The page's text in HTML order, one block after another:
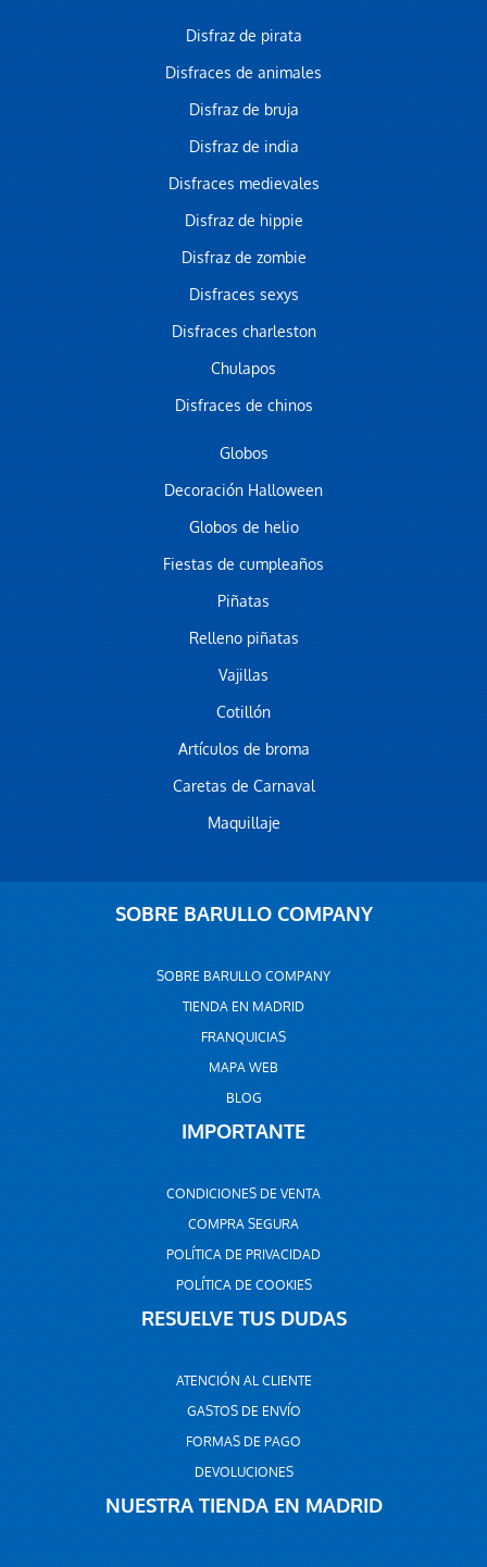
Disfraz de pirata
Disfraces de animales
Disfraz de bruja
Disfraz de india
Disfraces medievales
Disfraz de hippie
Disfraz de zombie
Disfraces sexys
Disfraces charleston
Chulapos
Disfraces de chinos
Globos
Decoración Halloween
Globos de helio
Fiestas de cumpleaños
Piñatas
Relleno piñatas
Vajillas
Cotillón
Artículos de broma
Caretas de Carnaval
Maquillaje
SOBRE BARULLO COMPANY
SOBRE BARULLO COMPANY
TIENDA EN MADRID
FRANQUICIAS
MAPA WEB
BLOG
IMPORTANTE
CONDICIONES DE VENTA
COMPRA SEGURA
POLÍTICA DE PRIVACIDAD
POLÍTICA DE COOKIES
RESUELVE TUS DUDAS
ATENCIÓN AL CLIENTE
GASTOS DE ENVÍO
FORMAS DE PAGO
DEVOLUCIONES
NUESTRA TIENDA EN MADRID